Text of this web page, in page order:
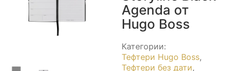
Agenda от
Hugo Boss
Категории:
Тефтери Hugo Boss,
Тефтери без дати,